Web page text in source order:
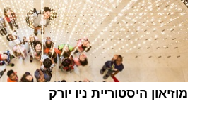
מוזיאון היסטוריית ניו יורק